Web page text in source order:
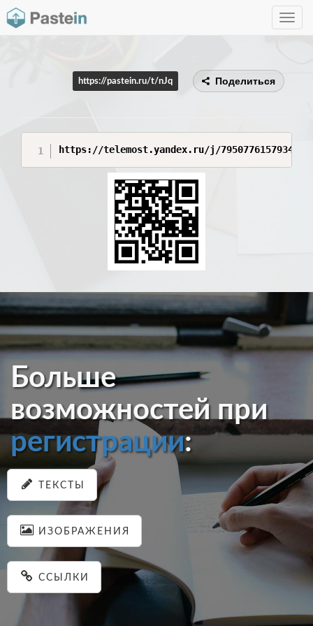
Toggle
https://pastein.ru/t/nJq Поделиться
https://telemost.yandex.ru/j/79507761579345
Больше
возможностей при
регистрации:
ТЕКСТЫ
ИЗОБРАЖЕНИЯ
ССЫЛКИ